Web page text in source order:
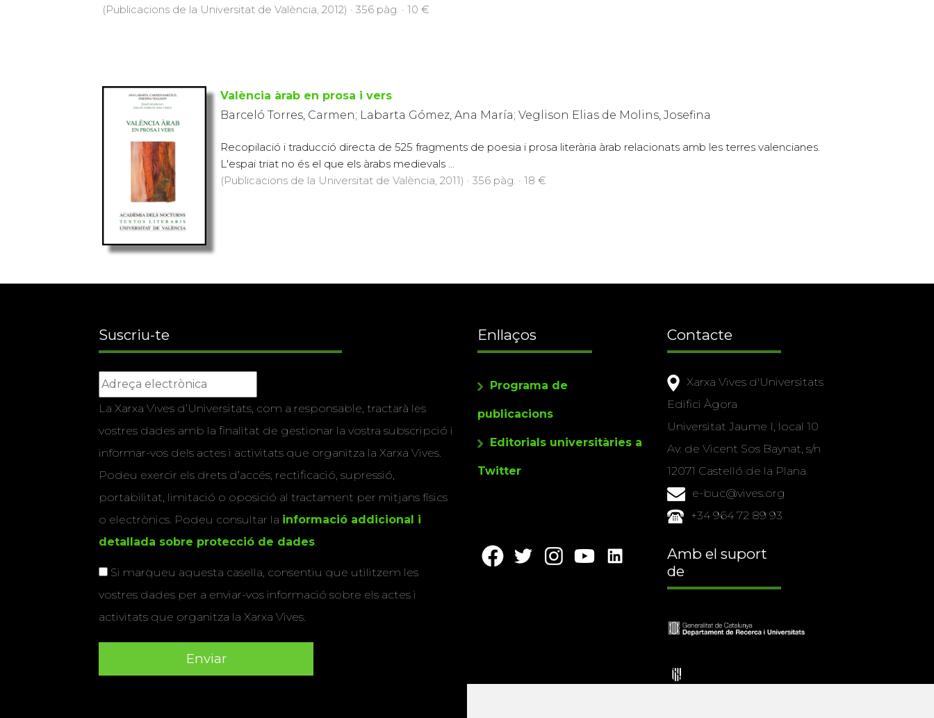
(Publicacions de la Universitat de València, 2012) · 356 pàg. · 10 €
València àrab en prosa i vers
Barceló Torres, Carmen; Labarta Gómez, Ana María; Veglison Elias de Molins, Josefina
Recopilació i traducció directa de 525 fragments de poesia i prosa literària àrab relacionats amb les terres valencianes.
L'espai triat no és el que els àrabs medievals ...
(Publicacions de la Universitat de València, 2011) · 356 pàg. · 18 €
Suscriu-te
La Xarxa Vives d’Universitats, com a responsable, tractarà les
vostres dades amb la finalitat de gestionar la vostra subscripció i
informar-vos dels actes i activitats que organitza la Xarxa Vives.
Podeu exercir els drets d’accés, rectificació, supressió,
portabilitat, limitació o oposició al tractament per mitjans físics
o electrònics. Podeu consultar la informació addicional i
detallada sobre protecció de dades.
Si marqueu aquesta casella, consentiu que utilitzem les
vostres dades per a enviar-vos informació sobre els actes i
activitats que organitza la Xarxa Vives.
Enllaços
Programa de
publicacions
Editorials universitàries a
Twitter
Contacte
Xarxa Vives d'Universitats
Edifici Àgora
Universitat Jaume I, local 10
Av. de Vicent Sos Baynat, s/n
12071 Castelló de la Plana
e-buc@vives.org
+34 964 72 89 93
Amb el suport
de